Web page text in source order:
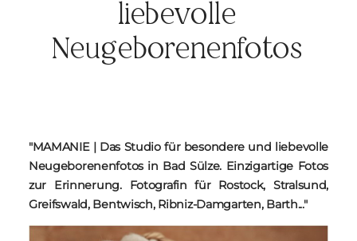
liebevolle
Neugeborenenfotos
"MAMANIE | Das Studio für besondere und liebevolle
Neugeborenenfotos in Bad Sülze. Einzigartige Fotos
zur Erinnerung. Fotografin für Rostock, Stralsund,
Greifswald, Bentwisch, Ribniz-Damgarten, Barth..."